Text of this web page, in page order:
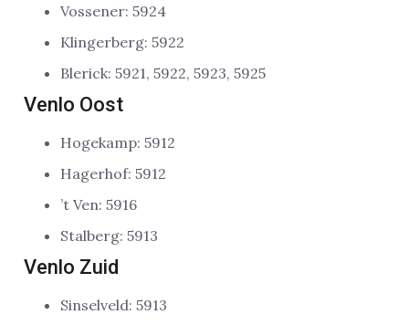
Vossener: 5924
Klingerberg: 5922
Blerick: 5921, 5922, 5923, 5925
Venlo Oost
Hogekamp: 5912
Hagerhof: 5912
’t Ven: 5916
Stalberg: 5913
Venlo Zuid
Sinselveld: 5913